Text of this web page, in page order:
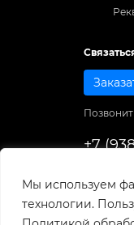
Мы используем
технологии.
+7